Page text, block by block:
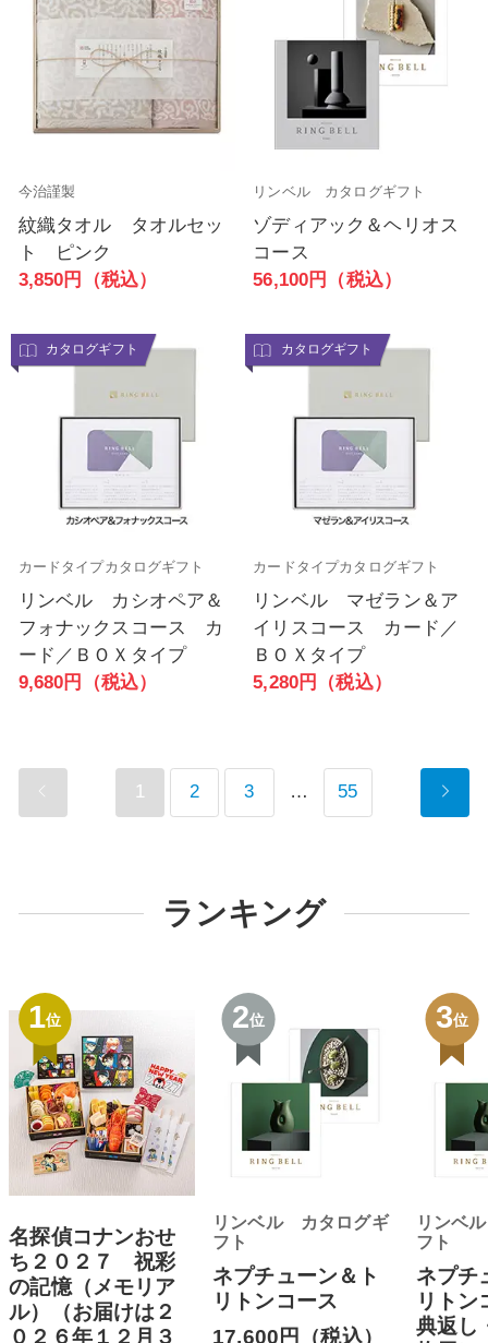
今治謹製
紋織タオル タオルセッ
ト ピンク
3,850円（税込）
リンベル カタログギフト
ゾディアック＆ヘリオス
コース
56,100円（税込）
カタログギフト
カードタイプカタログギフト
リンベル カシオペア＆
フォナックスコース カ
ード／ＢＯＸタイプ
9,680円（税込）
カタログギフト
カードタイプカタログギフト
リンベル マゼラン＆ア
イリスコース カード／
ＢＯＸタイプ
5,280円（税込）
1 2 3 … 55
ランキング
1位
名探偵コナンおせ
ち２０２７ 祝彩
の記憶（メモリア
ル）（お届けは２
０２６年１２月３
2位
リンベル カタログギ
フト
ネプチューン＆ト
リトンコース
17,600円（税込）
3位
リンベ
フト
ネプチ
リトン
典返し